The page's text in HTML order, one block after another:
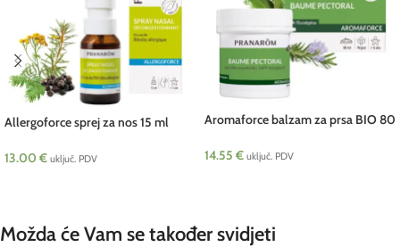
Allergoforce sprej za nos 15 ml
13.00 € uključ. PDV
Aromaforce balzam za prsa BIO 80
14.55 € uključ. PDV
Možda će Vam se također svidjeti